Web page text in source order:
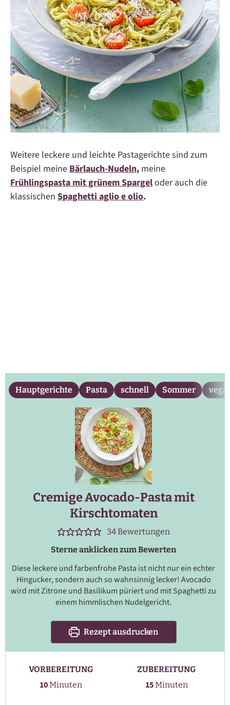
Weitere leckere und leichte Pastagerichte sind zum
Beispiel meineBärlauch-Nudeln, meine
Frühlingspasta mit grünem Spargeloder auch die
klassischen Spaghetti aglio e olio.
Hauptgerichte Pasta schnell Sommer
Cremige Avocado-Pasta mit
Kirschtomaten
34Bewertungen
Sterne anklicken zum Bewerten
Diese leckere und farbenfrohe Pasta ist nicht nur ein echter
Hingucker, sondern auch so wahnsinnig lecker! Avocado
wird mit Zitrone und Basilikum püriert und mit Spaghetti zu
einem himmlischen Nudelgericht.
Rezept ausdrucken
VORBEREITUNG
10Minuten
Minuten
ZUBEREITUNG
15Minuten
Minuten